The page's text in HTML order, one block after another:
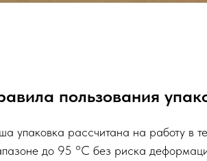
пользования
упаковка рассчитана на работу в
до 95 °C без риска